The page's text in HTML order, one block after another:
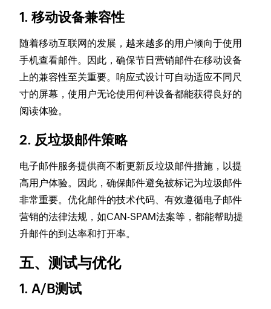
1. 移动设备兼容性
随着移动互联网的发展，越来越多的用户倾向于使用
手机查看邮件。因此，确保节日营销邮件在移动设备
上的兼容性至关重要。响应式设计可自动适应不同尺
寸的屏幕，使用户无论使用何种设备都能获得良好的
阅读体验。
2. 反垃圾邮件策略
电子邮件服务提供商不断更新反垃圾邮件措施，以提
高用户体验。因此，确保邮件避免被标记为垃圾邮件
非常重要。优化邮件的技术代码、有效遵循电子邮件
营销的法律法规，如CAN-SPAM法案等，都能帮助提
升邮件的到达率和打开率。
五、测试与优化
1. A/B测试